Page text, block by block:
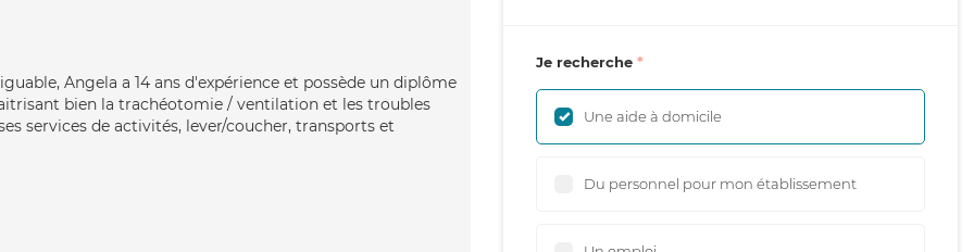
Angela a 14 ans d'expérience et possède un diplôme
bien la trachéotomie / ventilation et les troubles
services de activités, lever/coucher, transports et
Je recherche
Une aide à domicile
Du personnel pour mon établissement